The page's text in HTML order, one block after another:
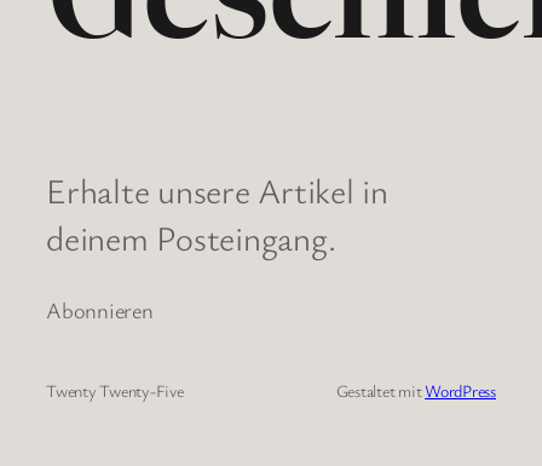
Erhalte unsere Artikel in
deinem Posteingang.
Abonnieren
Twenty Twenty-Five Gestaltet mitWordPress